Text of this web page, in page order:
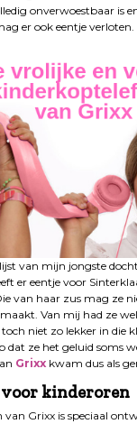
onverwoestbaar is
er ook eentje verloten.
van mijn jongste
er eentje voor
van haar zus mag ze
Van mij had ze
niet zo lekker in die
dat ze het geluid soms
Grixx kwam dus als
kinderoren
van Grixx is speciaal